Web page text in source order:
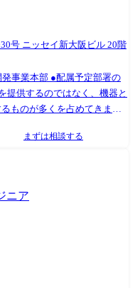
号 ニッセイ新大阪ビル 20階
属予定部署の
ものが多くを占めてきまし
ンテンツを組込機器やスマ
データを操作できるサービ
データをアップロードし、
開発
発に加えて、Webシステム側
う案件が多くなっていま
る既存チームに入っていた
仲間のサポート、各種研修
まずは相談する
ニア